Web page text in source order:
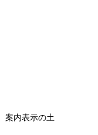
案内表示の土